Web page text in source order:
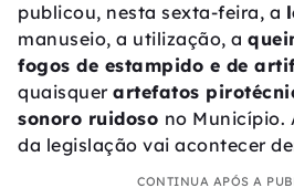
publicou, nesta sexta-feira, a
manuseio, a utilização, a
fogos de estampido e de
quaisquer artefatos
sonoro ruidoso no Município.
da legislação vai acontecer
CONTINUA APÓS A